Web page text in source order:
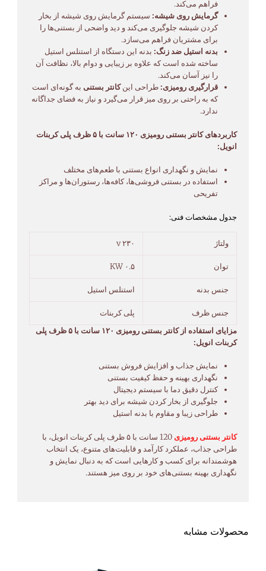
فراهم می‌کند.
گرمایش روی شیشه: سیستم گرمایش روی شیشه از بخار
کردن شیشه جلوگیری می‌کند و دید واضحی از بستنی‌ها را
برای مشتریان فراهم می‌سازد.
بدنه استیل ضد زنگ: بدنه این دستگاه از استنلس استیل
ساخته شده است که علاوه بر زیبایی و دوام بالا، نظافت آن
را نیز آسان می‌کند.
قرارگیری رومیزی:طراحی اینکانتر بستنی به گونه‌ای است
که به راحتی بر روی میز قرار می‌گیرد و نیاز به فضای جداگانه
ندارد.
کاربردهای کانتر بستنی رومیزی ۱۲۰ سانت با ۵ ظرف پلی کربنات
انویل:
نمایش و نگهداری انواع بستنی با طعم‌های مختلف
استفاده در بستنی فروشی‌ها، کافه‌ها، رستوران‌ها و مراکز
تفریحی
جدول مشخصات فنی:
ولتاژ ۲۳۰ v
توان ۰.۵ KW
جنس بدنه استنلس استیل
جنس ظرف
پلی کربنات
مزایای استفاده از کانتر بستنی رومیزی ۱۲۰ سانت با ۵ ظرف پلی
کربنات انویل:
نمایش جذاب و افزایش فروش بستنی
نگهداری بهینه و حفظ کیفیت بستنی
کنترل دقیق دما با سیستم دیجیتال
جلوگیری از بخار کردن شیشه برای دید بهتر
طراحی زیبا و مقاوم با بدنه استیل
کانتر بستنی رومیزی
120 سانت با ۵ ظرف پلی کربنات انویل، با
طراحی جذاب، عملکرد کارآمد و قابلیت‌های متنوع، یک انتخاب
هوشمندانه برای کسب و کارهایی است که به دنبال نمایش و
نگهداری بهینه بستنی‌های خود بر روی میز هستند.
محصولات مشابه